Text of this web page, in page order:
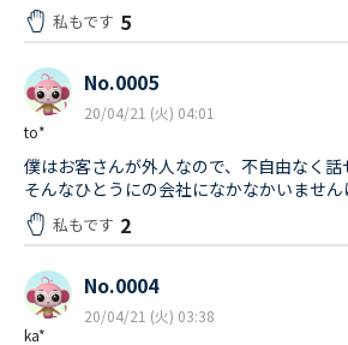
私もです 5
to*
No.0005
20/04/21 (火) 04:01
僕はお客さんが外人なので、不自由なく話
そんなひとうにの会社になかなかいません
私もです 2
ka*
No.0004
20/04/21 (火) 03:38